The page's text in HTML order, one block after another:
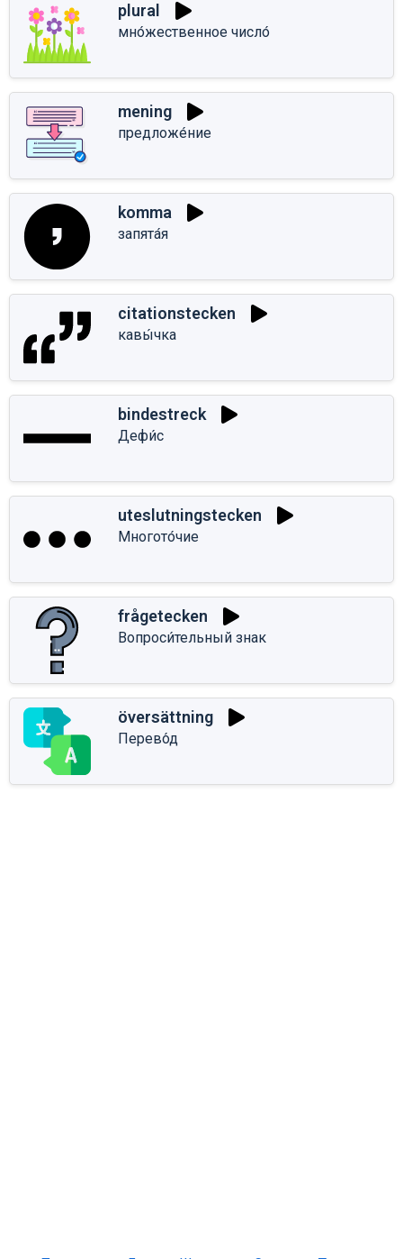
plural
мно́жественное число́
mening
предложе́ние
komma
запята́я
citationstecken
кавы́чка
bindestreck
Дефи́с
uteslutningstecken
Многото́чие
frågetecken
Вопроси́тельный знак
översättning
Перево́д